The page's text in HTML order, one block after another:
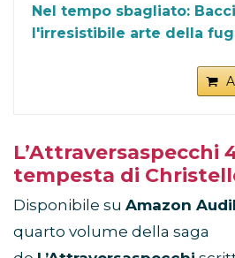
Nel tempo sbagliato:
l'irresistibile arte della
L’Attraversaspecchi
tempesta di
Disponibile su Amazon
quarto volume della saga